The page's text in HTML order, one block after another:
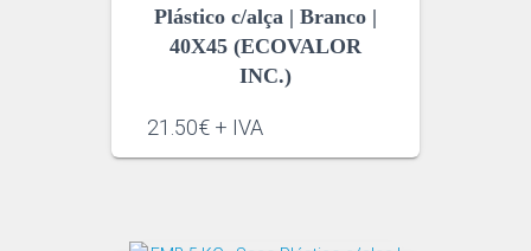
Plástico c/alça | Branco |
40X45 (ECOVALOR
INC.)
21.50€ + IVA